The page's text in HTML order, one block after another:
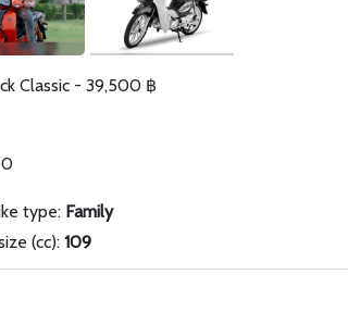
Classic - 39,500 ฿
type: Family
(cc): 109